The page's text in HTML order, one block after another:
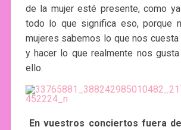
de la mujer esté presente, como
todo lo que significa eso, porque
mujeres sabemos lo que nos cuesta
y hacer lo que realmente nos
ello.
En vuestros conciertos fuera